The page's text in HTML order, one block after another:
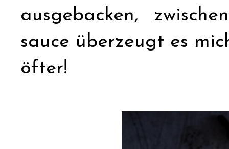
ausgebacken,
sauce überzeugt es
öfter!